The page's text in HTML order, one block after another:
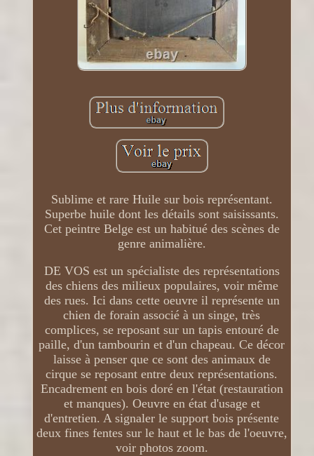
Sublime et rare Huile sur bois représentant.
Superbe huile dont les détails sont saisissants.
Cet peintre Belge est un habitué des scènes de
genre animalière.
DE VOS est un spécialiste des représentations
des chiens des milieux populaires, voir même
des rues. Ici dans cette oeuvre il représente un
chien de forain associé à un singe, très
complices, se reposant sur un tapis entouré de
paille, d'un tambourin et d'un chapeau. Ce décor
laisse à penser que ce sont des animaux de
cirque se reposant entre deux représentations.
Encadrement en bois doré en l'état (restauration
et manques). Oeuvre en état d'usage et
d'entretien. A signaler le support bois présente
deux fines fentes sur le haut et le bas de l'oeuvre,
voir photos zoom.